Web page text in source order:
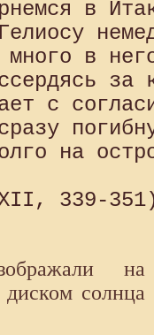
в
много в
за
с
на
339-
на
солн­ца